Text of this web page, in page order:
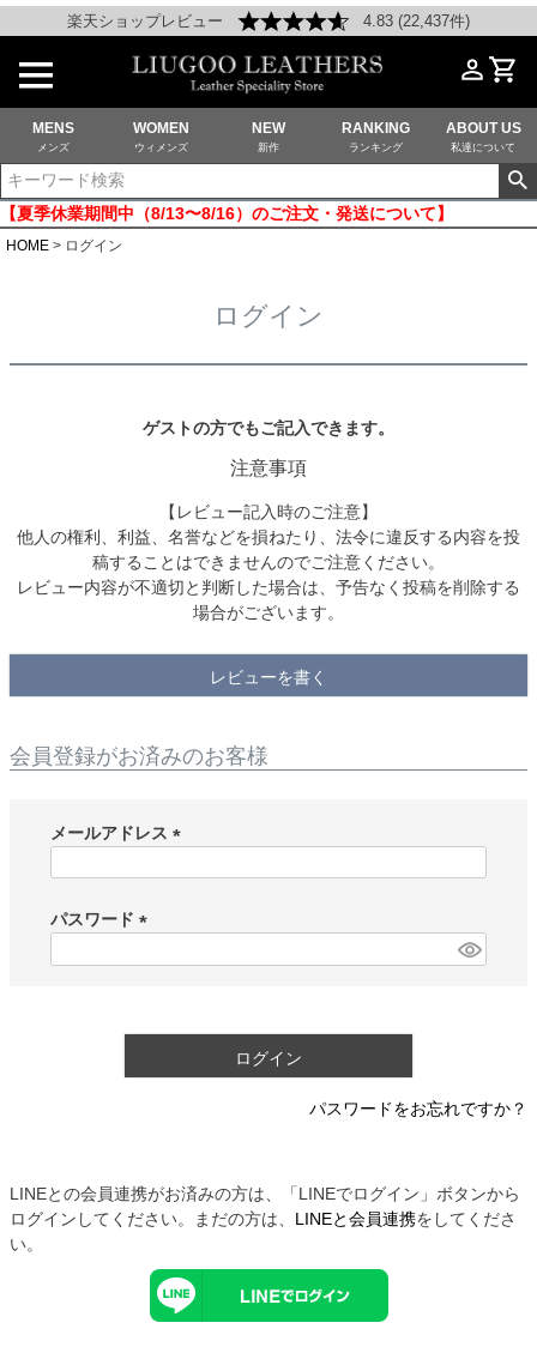
楽天ショップレビュー 4.83 (22,437件)
MENS
メンズ
WOMEN
ウィメンズ
NEW
新作
RANKING
ランキング
ABOUT US
私達について
【夏季休業期間中（8/13〜8/16）のご注文・発送について】
HOME ログイン
ログイン
ゲストの方でもご記入できます。
注意事項
【レビュー記入時のご注意】
他人の権利、利益、名誉などを損ねたり、法令に違反する内容を投
稿することはできませんのでご注意ください。
レビュー内容が不適切と判断した場合は、予告なく投稿を削除する
場合がございます。
レビューを書く
会員登録がお済みのお客様
メールアドレス
)
パスワード
ログイン
パスワードをお忘れですか？
LINEとの会員連携がお済みの方は、「LINEでログイン」ボタンから
ログインしてください。まだの方は、 LINEと会員連携をしてくださ
い。